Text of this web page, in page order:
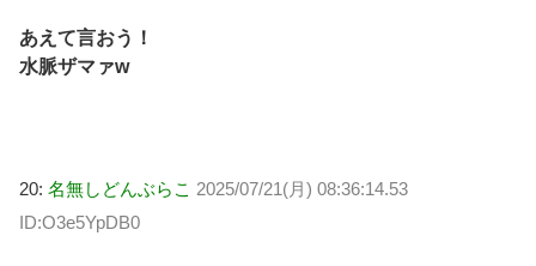
あえて言おう！
水脈ザマァw
20: 名無しどんぶらこ 2025/07/21(月) 08:36:14.53
ID:O3e5YpDB0